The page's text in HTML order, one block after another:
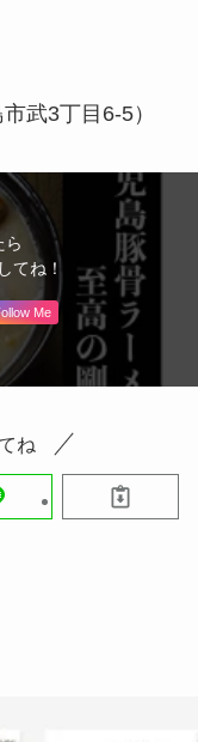
武3丁目6-5）
ら
てね！
Me
ね